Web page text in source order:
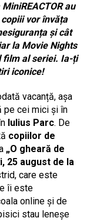
au
vor învăța
și cât
la Movie Nights
film al seriei. Ia-ți
iconice!
vacanță, așa
pe cei mici și în
Iulius Parc. De
copiilor de
„O gheară de
25 august de la
care este
îi este
online și de
stau leneșe